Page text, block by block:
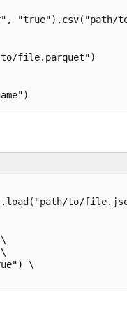
to/file.parquet")
to/
\